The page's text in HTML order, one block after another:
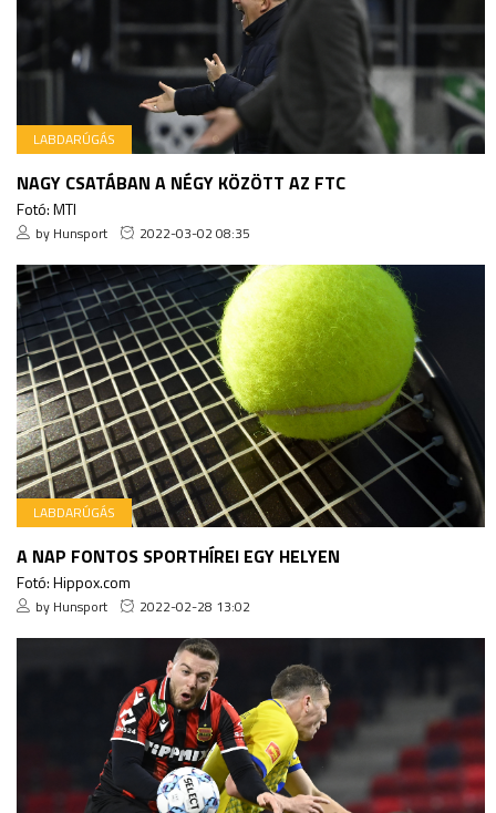
LABDARÚGÁS
NAGY CSATÁBAN A NÉGY KÖZÖTT AZ FTC
Fotó: MTI
by Hunsport 2022-03-02 08:35
LABDARÚGÁS
A NAP FONTOS SPORTHÍREI EGY HELYEN
Fotó: Hippox.com
by Hunsport 2022-02-28 13:02